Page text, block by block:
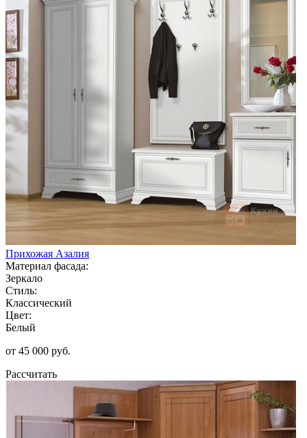
Прихожая Азалия
Материал фасада:
Зеркало
Стиль:
Классический
Цвет:
Белый
от 45 000 руб.
Рассчитать